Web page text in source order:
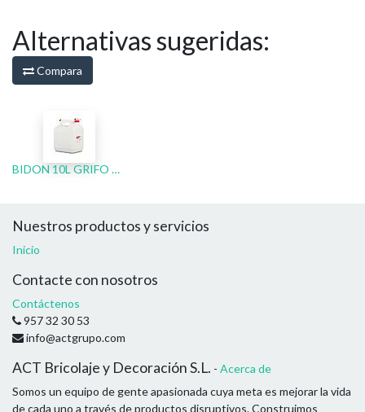
Alternativas sugeridas:
Compara
BIDON 10L GRIFO USO ALIMENTARIO
Nuestros productos y servicios
Inicio
Contacte con nosotros
Contáctenos
957 32 30 53
info@actgrupo.com
ACT Bricolaje y Decoración S.L. - Acerca de
Somos un equipo de gente apasionada cuya meta es mejorar la vida
de cada uno a través de productos disruptivos. Construimos